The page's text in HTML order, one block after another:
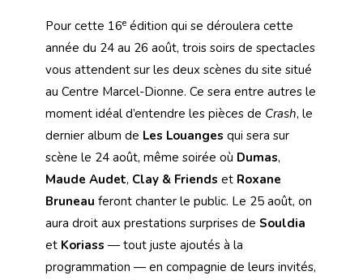
Pour cette 16e édition qui se déroulera cette
année du 24 au 26 août, trois soirs de spectacles
vous attendent sur les deux scènes du site situé
au Centre Marcel-Dionne. Ce sera entre autres le
moment idéal d’entendre les pièces de Crash, le
dernier album de Les Louanges qui sera sur
scène le 24 août, même soirée où Dumas,
Maude Audet, Clay & Friends et Roxane
Bruneau feront chanter le public. Le 25 août, on
aura droit aux prestations surprises de Souldia
et Koriass — tout juste ajoutés à la
programmation — en compagnie de leurs invités,